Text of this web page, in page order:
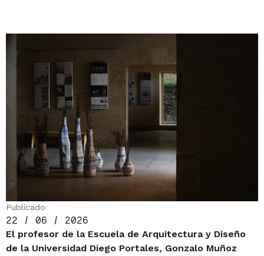
Publicado
22 / 06 / 2026
El profesor de la Escuela de Arquitectura y Diseño
de la Universidad Diego Portales, Gonzalo Muñoz